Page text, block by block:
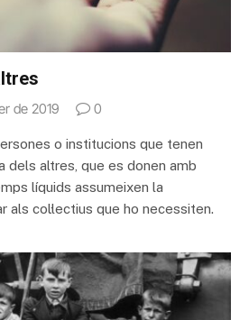
de 2019 0
o institucions que tenen
dels altres, que es donen amb
líquids assumeixen la
als col·lectius que ho necessiten.